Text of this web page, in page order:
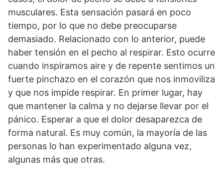
musculares. Esta sensación pasará en poco
tiempo, por lo que no debe preocuparse
demasiado. Relacionado con lo anterior, puede
haber tensión en el pecho al respirar. Esto ocurre
cuando inspiramos aire y de repente sentimos un
fuerte pinchazo en el corazón que nos inmoviliza
y que nos impide respirar. En primer lugar, hay
que mantener la calma y no dejarse llevar por el
pánico. Esperar a que el dolor desaparezca de
forma natural. Es muy común, la mayoría de las
personas lo han experimentado alguna vez,
algunas más que otras.